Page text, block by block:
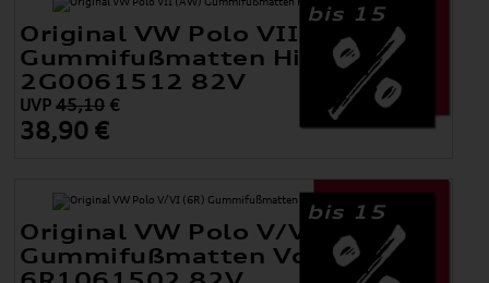
bis 15
Original VW Polo VII (AW)
Gummifußmatten Hinten
2G0061512 82V
UVP45,10 €
38,90 €
bis 15
Original VW Polo V/VI (6R)
Gummifußmatten Vorne